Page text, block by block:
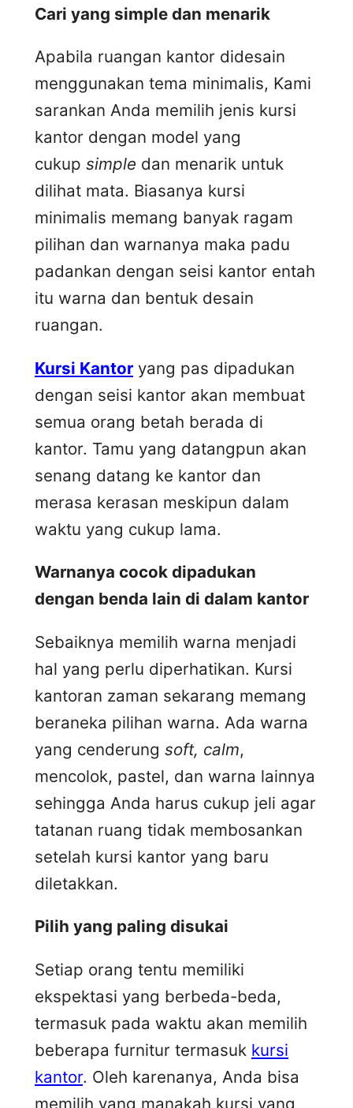
Cari yang simple dan menarik
Apabila ruangan kantor didesain
menggunakan tema minimalis, Kami
sarankan Anda memilih jenis kursi
kantor dengan model yang
cukup simple dan menarik untuk
dilihat mata. Biasanya kursi
minimalis memang banyak ragam
pilihan dan warnanya maka padu
padankan dengan seisi kantor entah
itu warna dan bentuk desain
ruangan.
Kursi Kantor yang pas dipadukan
dengan seisi kantor akan membuat
semua orang betah berada di
kantor. Tamu yang datangpun akan
senang datang ke kantor dan
merasa kerasan meskipun dalam
waktu yang cukup lama.
Warnanya cocok dipadukan
dengan benda lain di dalam kantor
Sebaiknya memilih warna menjadi
hal yang perlu diperhatikan. Kursi
kantoran zaman sekarang memang
beraneka pilihan warna. Ada warna
yang cenderung soft, calm,
mencolok, pastel, dan warna lainnya
sehingga Anda harus cukup jeli agar
tatanan ruang tidak membosankan
setelah kursi kantor yang baru
diletakkan.
Pilih yang paling disukai
Setiap orang tentu memiliki
ekspektasi yang berbeda-beda,
termasuk pada waktu akan memilih
beberapa furnitur termasuk kursi
kantor. Oleh karenanya, Anda bisa
memilih yang manakah kursi yang